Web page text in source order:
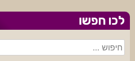
לכו חפשו
חיפוש: